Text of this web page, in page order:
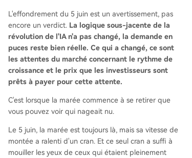
L'effondrement du 5 juin est un avertissement, pas
encore un verdict. La logique sous-jacente de la
révolution de l'IA n'a pas changé, la demande en
puces reste bien réelle. Ce qui a changé, ce sont
les attentes du marché concernant le rythme de
croissance et le prix que les investisseurs sont
prêts à payer pour cette attente.
C'est lorsque la marée commence à se retirer que
vous pouvez voir qui nageait nu.
Le 5 juin, la marée est toujours là, mais sa vitesse de
montée a ralenti d'un cran. Et ce seul cran a suffi à
mouiller les yeux de ceux qui étaient pleinement